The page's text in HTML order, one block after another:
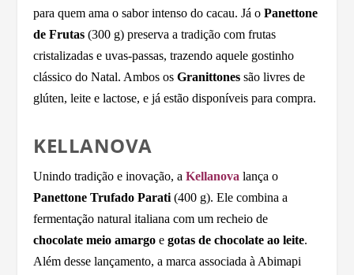
para quem ama o sabor intenso do cacau. Já oPanettone
de Frutas (300 g) preserva a tradição com frutas
cristalizadas e uvas-passas, trazendo aquele gostinho
clássico do Natal. Ambos osGranittones são livres de
glúten, leite e lactose, e já estão disponíveis para compra.
KELLANOVA
Unindo tradição e inovação, aKellanova lança o
Panettone Trufado Parati (400 g). Ele combina a
fermentação natural italiana com um recheio de
chocolate meio amargo egotas de chocolate ao leite.
Além desse lançamento, a marca associada à Abimapi